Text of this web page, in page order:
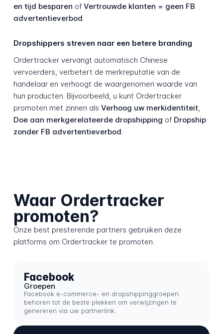
en tijd besparen of Vertrouwde klanten = geen FB
advertentieverbod.
Dropshippers streven naar een betere branding
Ordertracker vervangt automatisch Chinese
vervoerders, verbetert de merkreputatie van de
handelaar en verhoogt de waargenomen waarde van
hun producten. Bijvoorbeeld, u kunt Ordertracker
promoten met zinnen als Verhoog uw merkidentiteit,
Doe aan merkgerelateerde dropshipping of Dropship
zonder FB advertentieverbod.
Waar Ordertracker
promoten?
Onze best presterende partners gebruiken deze
platforms om Ordertracker te promoten.
Facebook
Groepen
Facebook e-commerce- en dropshippinggroepen
behoren tot de beste plekken om verwijzingen te
genereren via uw partnerlink.